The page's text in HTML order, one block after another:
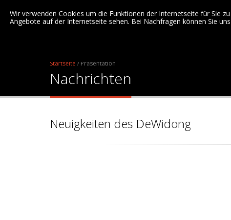
Wir verwenden Cookies um die Funktionen der Internetseite für Sie
Angebote auf der Internetseite sehen. Bei Nachfragen können Sie
Startseite / Präsentation
Nachrichten
Neuigkeiten des DeWidong